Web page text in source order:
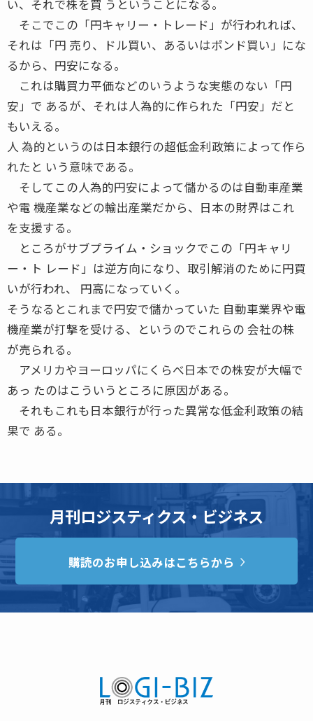
い、それで株を買 うということになる。
そこでこの「円キャリー・トレード」が行われれば、
それは「円 売り、ドル買い、あるいはポンド買い」にな
るから、円安になる。
これは購買力平価などのいうような実態のない「円
安」で あるが、それは人為的に作られた「円安」だと
もいえる。
人 為的というのは日本銀行の超低金利政策によって作ら
れたと いう意味である。
そしてこの人為的円安によって儲かるのは自動車産業
や電 機産業などの輸出産業だから、日本の財界はこれ
を支援する。
ところがサブプライム・ショックでこの「円キャリ
ー・ト レード」は逆方向になり、取引解消のために円買
いが行われ、 円高になっていく。
そうなるとこれまで円安で儲かっていた 自動車業界や電
機産業が打撃を受ける、というのでこれらの 会社の株
が売られる。
アメリカやヨーロッパにくらべ日本での株安が大幅で
あっ たのはこういうところに原因がある。
それもこれも日本銀行が行った異常な低金利政策の結
果で ある。
月刊ロジスティクス・ビジネス
購読のお申し込みはこちらから